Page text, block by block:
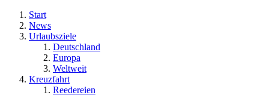
Start
News
Urlaubsziele
Deutschland
Europa
Weltweit
Kreuzfahrt
Reedereien